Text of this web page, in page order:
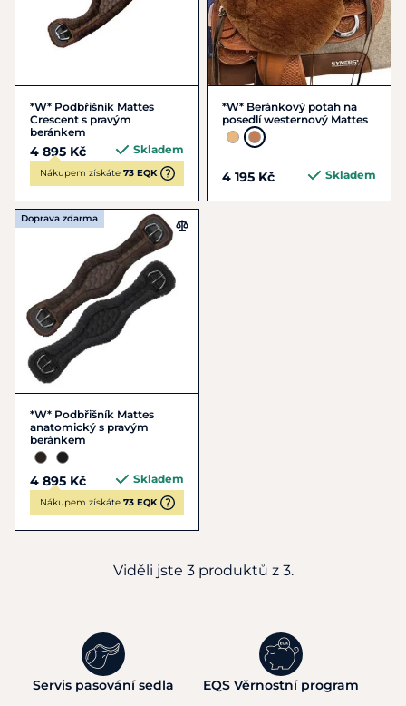
*W* Podbřišník Mattes
Crescent s pravým
beránkem
4 895 Kč Skladem
Nákupem získáte 73 EQK
*W* Beránkový potah na
posedlí westernový Mattes
4 195 Kč Skladem
Doprava zdarma
*W* Podbřišník Mattes
anatomický s pravým
beránkem
4 895 Kč Skladem
Nákupem získáte 73 EQK
Viděli jste 3 produktů z 3.
Servis pasování sedla EQS Věrnostní program